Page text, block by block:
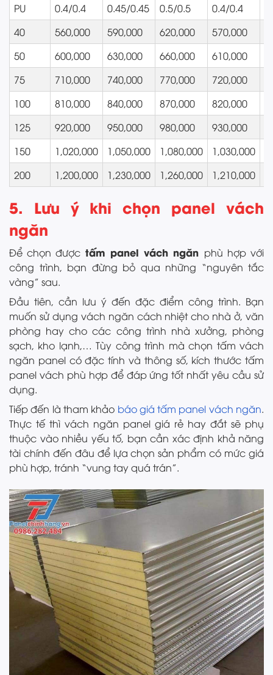
PU 0.4/0.4 0.45/0.45 0.5/0.5 0.4/0.4
40
560,000 590,000 620,000 570,000
50
600,000 630,000 660,000 610,000
75
710,000 740,000 770,000 720,000
100
810,000 840,000 870,000 820,000
125
920,000 950,000 980,000 930,000
150
1,020,000 1,050,000 1,080,000 1,030,000
200
1,200,000 1,230,000 1,260,000 1,210,000
5. Lưu ý khi chọn panel vách
ngăn
Để chọn được tấm panel vách ngăn phù hợp với
công trình, bạn đừng bỏ qua những “nguyên tắc
vàng” sau.
Đầu tiên, cần lưu ý đến đặc điểm công trình. Bạn
muốn sử dụng vách ngăn cách nhiệt cho nhà ở, văn
phòng hay cho các công trình nhà xưởng, phòng
sạch, kho lạnh,… Tùy công trình mà chọn tấm vách
ngăn panel có đặc tính và thông số, kích thước tấm
panel vách phù hợp để đáp ứng tốt nhất yêu cầu sử
dụng.
Tiếp đến là tham khảo báo giá tấm panel vách ngăn.
Thực tế thì vách ngăn panel giá rẻ hay đắt sẽ phụ
thuộc vào nhiều yếu tố, bạn cần xác định khả năng
tài chính đến đâu để lựa chọn sản phẩm có mức giá
phù hợp, tránh “vung tay quá trán”.